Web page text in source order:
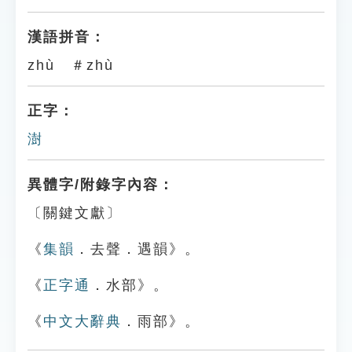
漢語拼音：
zhù ＃zhù
正字：
澍
異體字/附錄字內容：
〔關鍵文獻〕
《集韻 ．去聲．遇韻》。
《 正字通 ．水部》。
《 中文大辭典 ．雨部》。